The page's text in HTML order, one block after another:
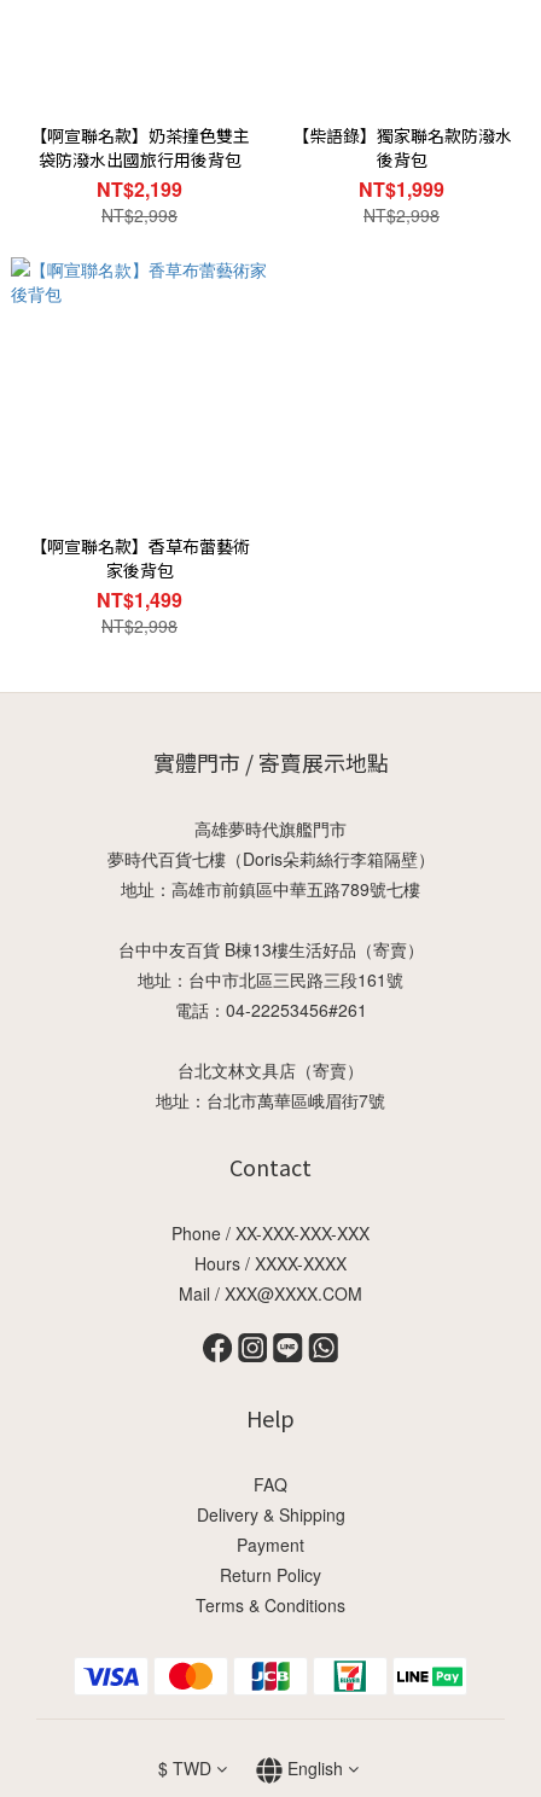
【啊宣聯名款】奶茶撞色雙主
袋防潑水出國旅行用後背包
NT$2,199
NT$2,998
【柴語錄】獨家聯名款防潑水
後背包
NT$1,999
NT$2,998
【啊宣聯名款】香草布蕾藝術
家後背包
NT$1,499
NT$2,998
實體門市 / 寄賣展示地點
高雄夢時代旗艦門市
夢時代百貨七樓（Doris朵莉絲行李箱隔壁）
地址：高雄市前鎮區中華五路789號七樓
台中中友百貨 B棟13樓生活好品（寄賣）
地址：台中市北區三民路三段161號
電話：04-22253456#261
台北文林文具店（寄賣）
地址：台北市萬華區峨眉街7號
Contact
Phone / XX-XXX-XXX-XXX
Hours / XXXX-XXXX
Mail / XXX@XXXX.COM
Help
FAQ
Delivery & Shipping
Payment
Return Policy
Terms & Conditions
$ TWD English